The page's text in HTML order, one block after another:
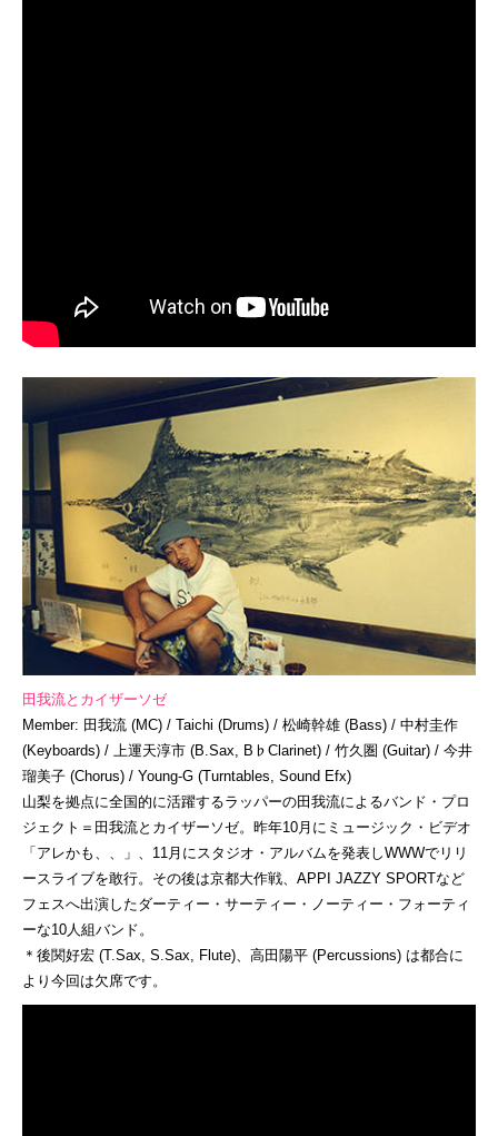
田我流とカイザーソゼ
Member: 田我流 (MC) / Taichi (Drums) / 松崎幹雄 (Bass) / 中村圭作
(Keyboards) / 上運天淳市 (B.Sax, B♭Clarinet) / 竹久圏 (Guitar) / 今井
瑠美子 (Chorus) / Young-G (Turntables, Sound Efx)
山梨を拠点に全国的に活躍するラッパーの田我流によるバンド・プロ
ジェクト＝田我流とカイザーソゼ。昨年10月にミュージック・ビデオ
「アレかも、、」、11月にスタジオ・アルバムを発表しWWWでリリ
ースライブを敢行。その後は京都大作戦、APPI JAZZY SPORTなど
フェスへ出演したダーティー・サーティー・ノーティー・フォーティ
ーな10人組バンド。
＊後関好宏 (T.Sax, S.Sax, Flute)、高田陽平 (Percussions) は都合に
より今回は欠席です。